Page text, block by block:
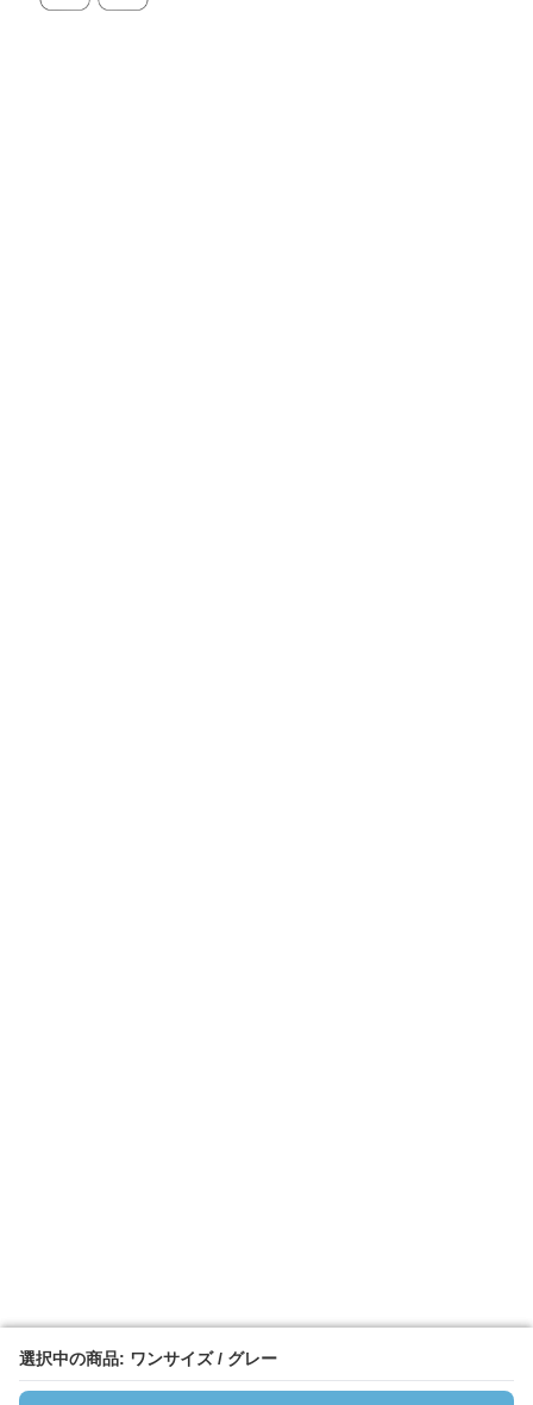
選択中の商品: ワンサイズ / グレー
選択中の商品: ワンサイズ / グレー